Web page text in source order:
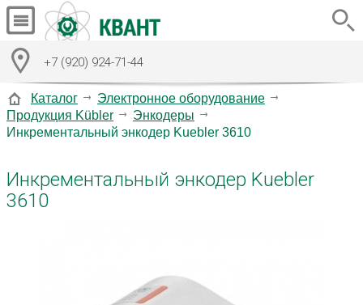
+7 (920) 924-71-44
Каталог
Электронное оборудование
Продукция Kübler
Энкодеры
Инкрементальный энкодер Kuebler 3610
Инкрементальный энкодер Kuebler
3610